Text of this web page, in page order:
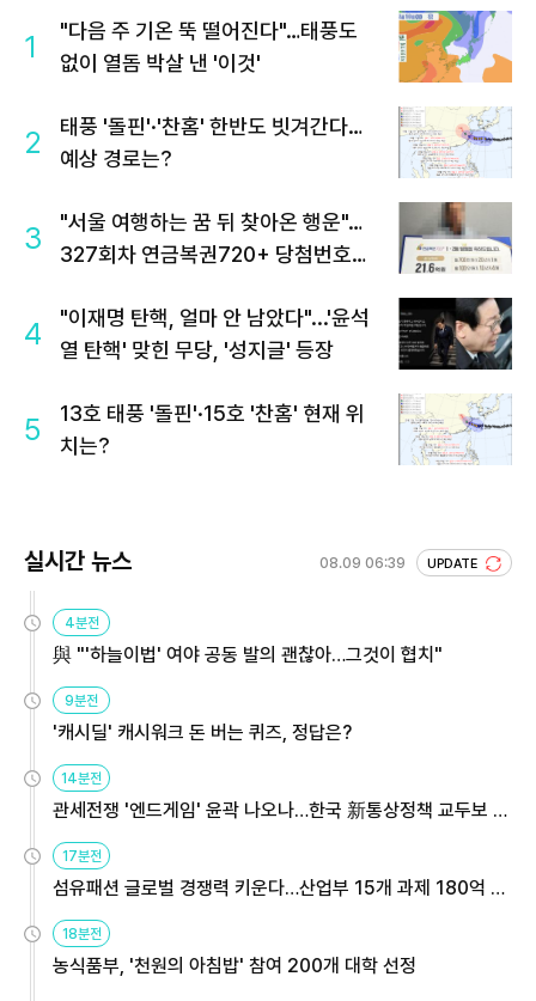
1
"다음 주 기온 뚝 떨어진다"…태풍도
없이 열돔 박살 낸 '이것'
2
태풍 '돌핀'·'찬홈' 한반도 빗겨간다…
예상 경로는?
3
"서울 여행하는 꿈 뒤 찾아온 행운"…
327회차 연금복권720+ 당첨번호조
4
"이재명 탄핵, 얼마 안 남았다"...'윤석
열 탄핵' 맞힌 무당, '성지글' 등장
5
13호 태풍 '돌핀'·15호 '찬홈' 현재 위
치는?
실시간 뉴스 08.09 06:39 UPDATE
4분전
與 "'하늘이법' 여야 공동 발의 괜찮아…그것이 협치"
9분전
'캐시딜' 캐시워크 돈 버는 퀴즈, 정답은?
14분전
관세전쟁 '엔드게임' 윤곽 나오나…한국 新통상정책 교두보 활
용해야
17분전
섬유패션 글로벌 경쟁력 키운다…산업부 15개 과제 180억 지
원
18분전
농식품부, '천원의 아침밥' 참여 200개 대학 선정